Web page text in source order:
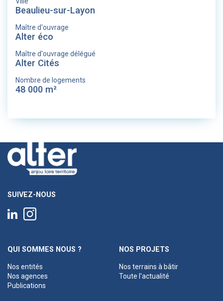
Beaulieu-sur-Layon
Maître d'ouvrage
Alter éco
Maître d'ouvrage délégué
Alter Cités
Nombre de logements
48 000 m²
SUIVEZ-NOUS
QUI SOMMES NOUS ?
Nos entités
Nos agences
Publications
NOS PROJETS
Nos terrains à bâtir
Toute l'actualité